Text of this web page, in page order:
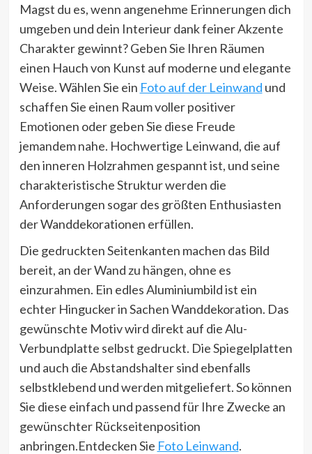
Magst du es, wenn angenehme Erinnerungen dich
umgeben und dein Interieur dank feiner Akzente
Charakter gewinnt? Geben Sie Ihren Räumen
einen Hauch von Kunst auf moderne und elegante
Weise. Wählen Sie ein Foto auf der Leinwand und
schaffen Sie einen Raum voller positiver
Emotionen oder geben Sie diese Freude
jemandem nahe. Hochwertige Leinwand, die auf
den inneren Holzrahmen gespannt ist, und seine
charakteristische Struktur werden die
Anforderungen sogar des größten Enthusiasten
der Wanddekorationen erfüllen.
Die gedruckten Seitenkanten machen das Bild
bereit, an der Wand zu hängen, ohne es
einzurahmen. Ein edles Aluminiumbild ist ein
echter Hingucker in Sachen Wanddekoration. Das
gewünschte Motiv wird direkt auf die Alu-
Verbundplatte selbst gedruckt. Die Spiegelplatten
und auch die Abstandshalter sind ebenfalls
selbstklebend und werden mitgeliefert. So können
Sie diese einfach und passend für Ihre Zwecke an
gewünschter Rückseitenposition
anbringen.Entdecken Sie Foto Leinwand.